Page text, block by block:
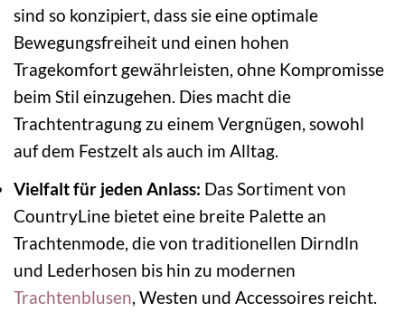
sind so konzipiert, dass sie eine optimale
Bewegungsfreiheit und einen hohen
Tragekomfort gewährleisten, ohne Kompromisse
beim Stil einzugehen. Dies macht die
Trachtentragung zu einem Vergnügen, sowohl
auf dem Festzelt als auch im Alltag.
Vielfalt für jeden Anlass: Das Sortiment von
CountryLine bietet eine breite Palette an
Trachtenmode, die von traditionellen Dirndln
und Lederhosen bis hin zu modernen
Trachtenblusen, Westen und Accessoires reicht.